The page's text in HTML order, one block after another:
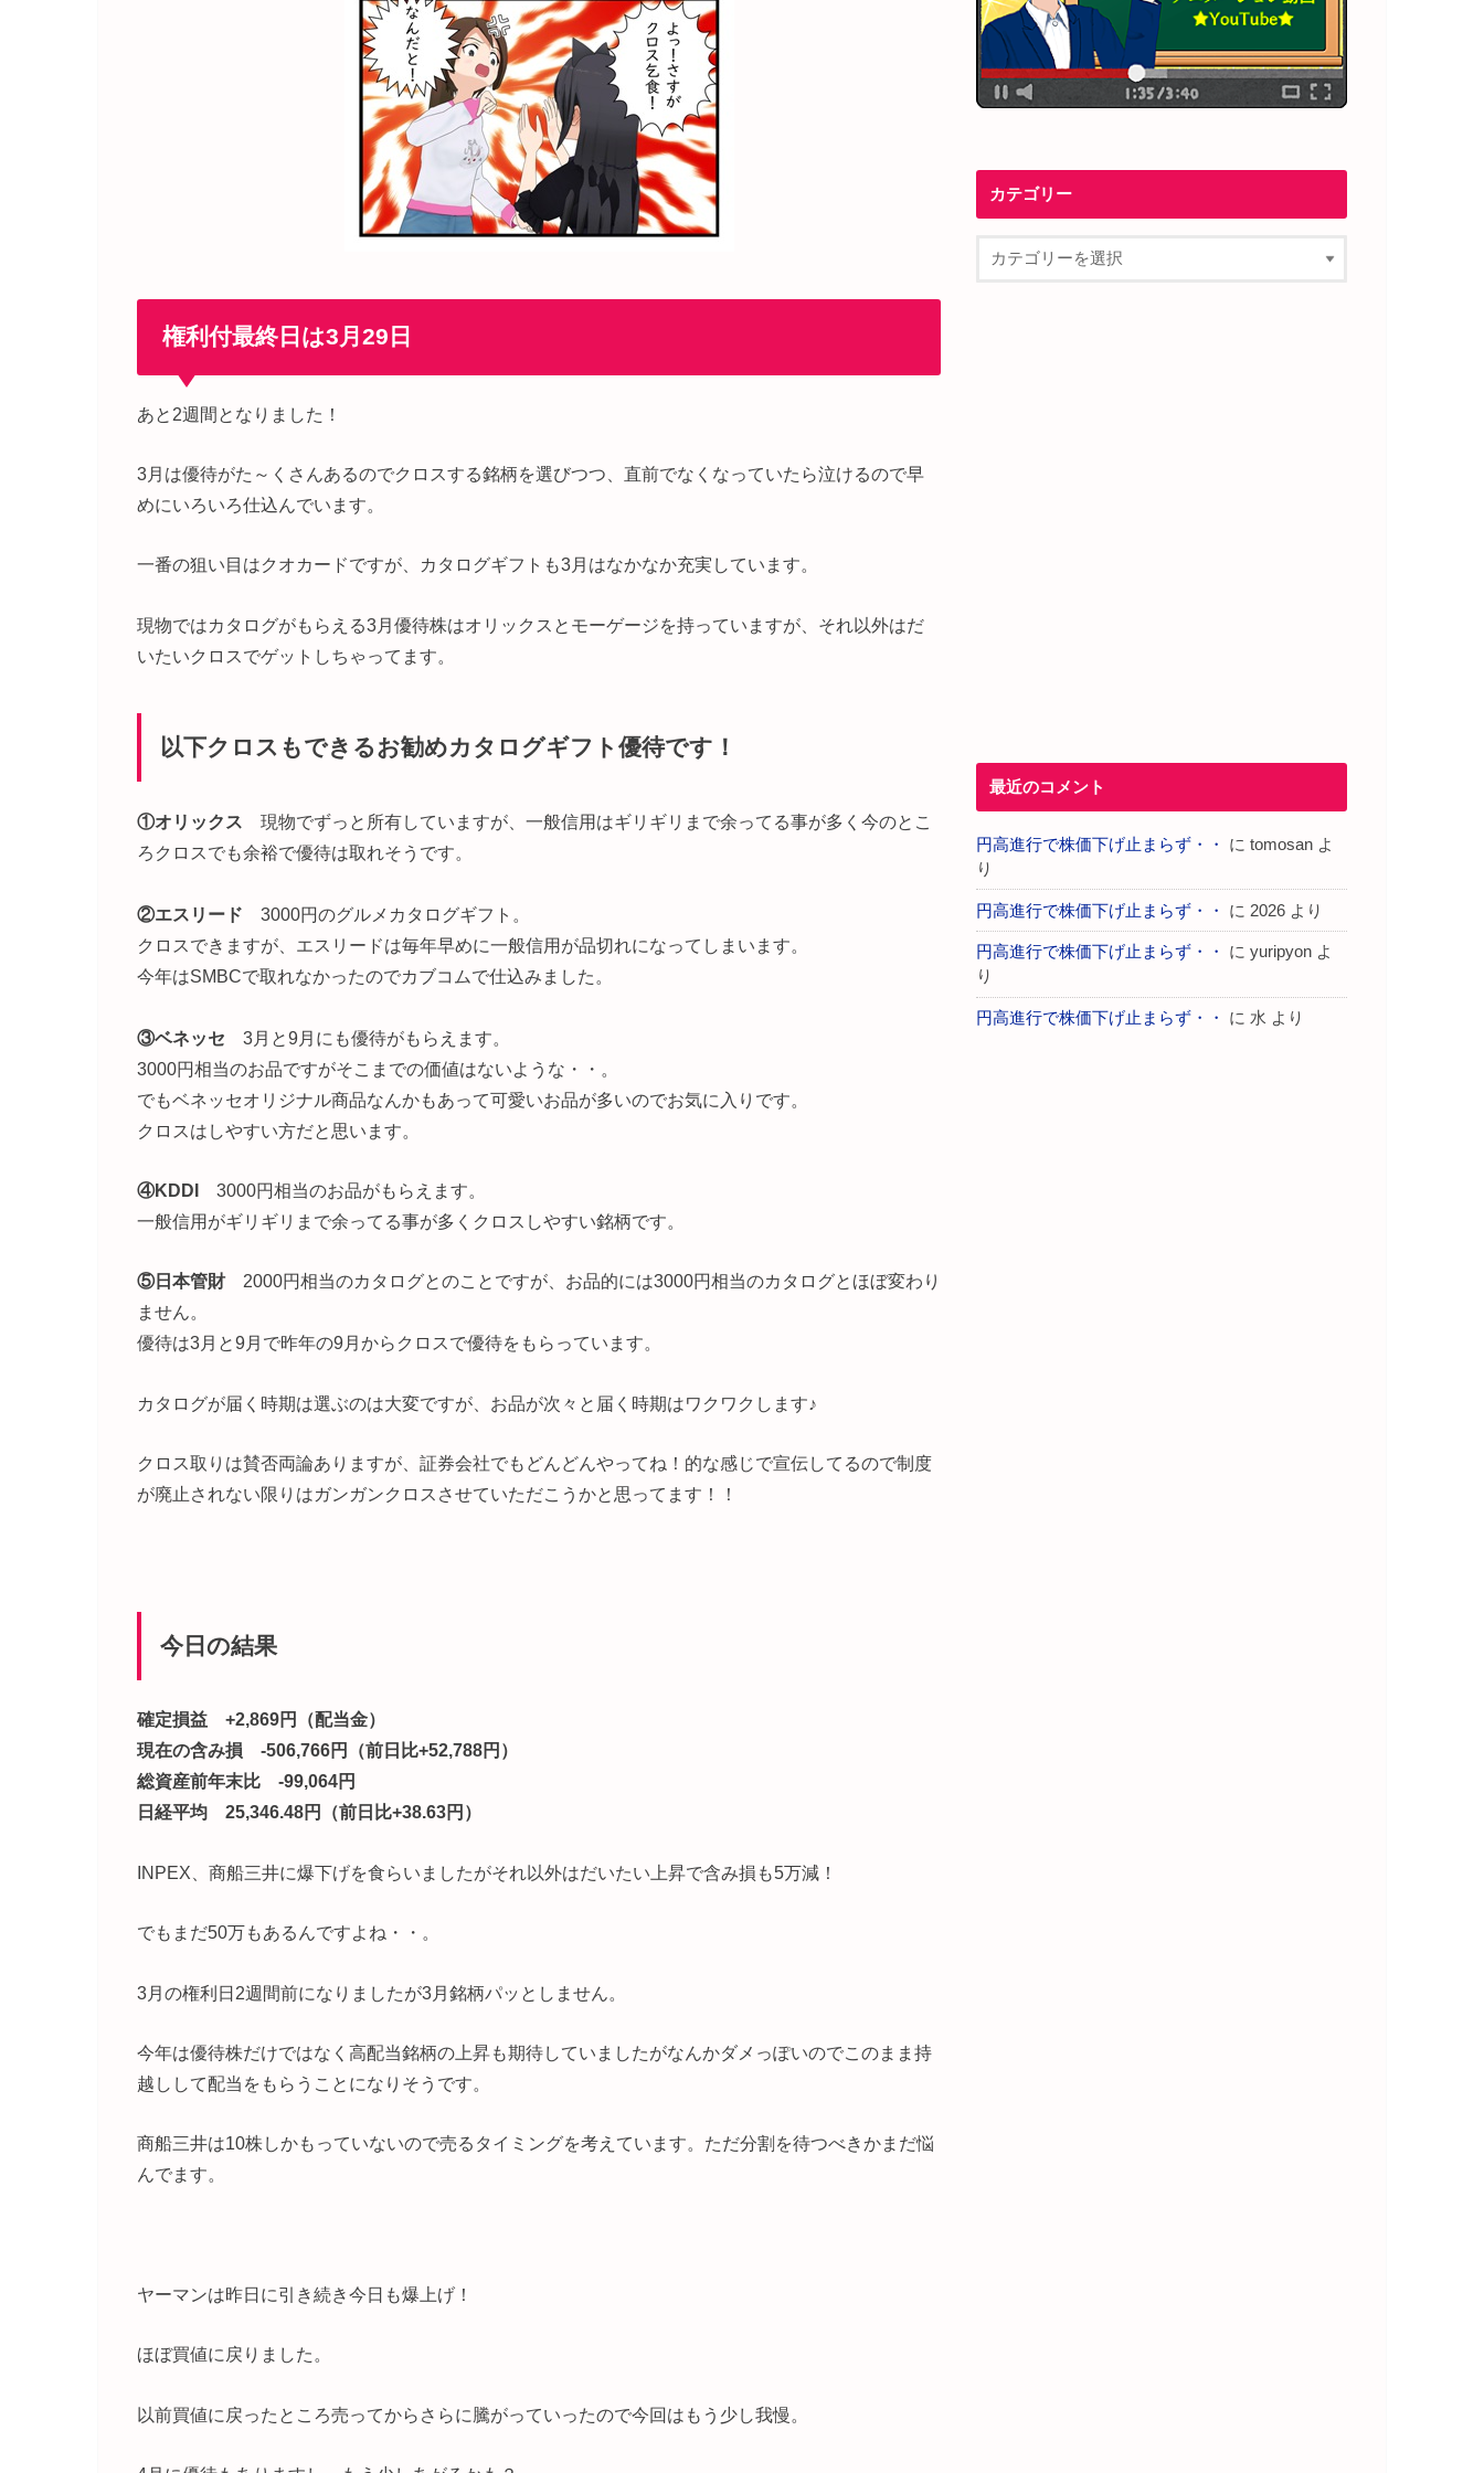
権利付最終日は3月29日
あと2週間となりました！
3月は優待がた～くさんあるのでクロスする銘柄を選びつつ、直前でなくなっていたら泣けるので早
めにいろいろ仕込んでいます。
一番の狙い目はクオカードですが、カタログギフトも3月はなかなか充実しています。
現物ではカタログがもらえる3月優待株はオリックスとモーゲージを持っていますが、それ以外はだ
いたいクロスでゲットしちゃってます。
以下クロスもできるお勧めカタログギフト優待です！
①オリックス 現物でずっと所有していますが、一般信用はギリギリまで余ってる事が多く今のとこ
ろクロスでも余裕で優待は取れそうです。
②エスリード 3000円のグルメカタログギフト。
クロスできますが、エスリードは毎年早めに一般信用が品切れになってしまいます。
今年はSMBCで取れなかったのでカブコムで仕込みました。
③ベネッセ 3月と9月にも優待がもらえます。
3000円相当のお品ですがそこまでの価値はないような・・。
でもベネッセオリジナル商品なんかもあって可愛いお品が多いのでお気に入りです。
クロスはしやすい方だと思います。
④KDDI 3000円相当のお品がもらえます。
一般信用がギリギリまで余ってる事が多くクロスしやすい銘柄です。
⑤日本管財2000円相当のカタログとのことですが、お品的には3000円相当のカタログとほぼ変わり
ません。
優待は3月と9月で昨年の9月からクロスで優待をもらっています。
カタログが届く時期は選ぶのは大変ですが、お品が次々と届く時期はワクワクします♪
クロス取りは賛否両論ありますが、証券会社でもどんどんやってね！的な感じで宣伝してるので制度
が廃止されない限りはガンガンクロスさせていただこうかと思ってます！！
今日の結果
確定損益 +2,869円（配当金）
現在の含み損 -506,766円（前日比+52,788円）
総資産前年末比 -99,064円
日経平均 25,346.48円（前日比+38.63円）
INPEX、商船三井に爆下げを食らいましたがそれ以外はだいたい上昇で含み損も5万減！
でもまだ50万もあるんですよね・・。
3月の権利日2週間前になりましたが3月銘柄パッとしません。
今年は優待株だけではなく高配当銘柄の上昇も期待していましたがなんかダメっぽいのでこのまま持
越しして配当をもらうことになりそうです。
商船三井は10株しかもっていないので売るタイミングを考えています。ただ分割を待つべきかまだ悩
んでます。
ヤーマンは昨日に引き続き今日も爆上げ！
ほぼ買値に戻りました。
以前買値に戻ったところ売ってからさらに騰がっていったので今回はもう少し我慢。
カテゴリー
最近のコメント
円高進行で株価下げ止まらず・・ に tomosan よ
り
円高進行で株価下げ止まらず・・ に 2026 より
円高進行で株価下げ止まらず・・ に yuripyon よ
り
円高進行で株価下げ止まらず・・ に 水 より